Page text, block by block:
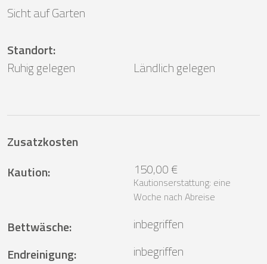
Sicht auf Garten
Standort:
Ruhig gelegen
Ländlich gelegen
Zusatzkosten
Kaution: 150,00 €
Kautionserstattung: eine
Woche nach Abreise
Bettwäsche:
inbegriffen
Endreinigung:
inbegriffen